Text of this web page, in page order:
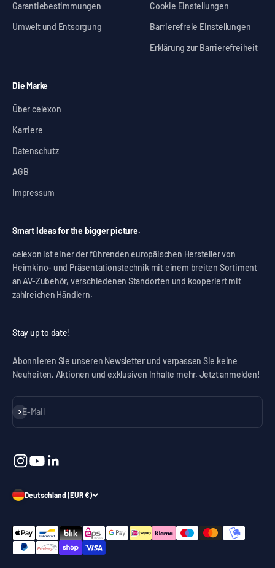
Garantiebestimmungen
Umwelt und Entsorgung
Cookie Einstellungen
Barrierefreie Einstellungen
Erklärung zur Barrierefreiheit
Die Marke
Über celexon
Karriere
Datenschutz
AGB
Impressum
Smart Ideas for the bigger picture.
celexon ist einer der führenden europäischen Hersteller von
Heimkino- und Präsentationstechnik mit einem breiten Sortiment
an AV-Zubehör, verschiedenen Standorten und kooperiert mit
zahlreichen Händlern.
Stay up to date!
Abonnieren Sie unseren Newsletter und verpassen Sie keine
Neuheiten, Aktionen und exklusiven Inhalte mehr. Jetzt anmelden!
E-Mail
Abonnieren
Deutschland (EUR €)